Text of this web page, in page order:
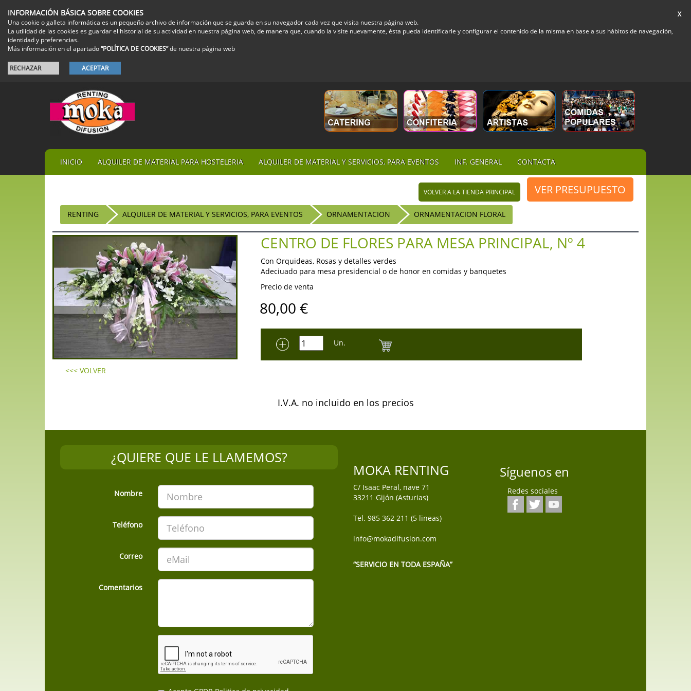
X
INFORMACIÓN BÁSICA SOBRE COOKIES
Una cookie o galleta informática es un pequeño archivo de información que se guarda en su navegador cada vez que visita nuestra página web.
La utilidad de las cookies es guardar el historial de su actividad en nuestra página web, de manera que, cuando la visite nuevamente, ésta pueda identificarle y configurar el contenido de la misma en base a sus hábitos de navegación,
identidad y preferencias.
Más información en el apartado“POLÍTICA DE COOKIES”de nuestra página web
RECHAZAR ACEPTAR
INICIO ALQUILER DE MATERIAL PARA HOSTELERIA ALQUILER DE MATERIAL Y SERVICIOS, PARA EVENTOS INF. GENERAL CONTACTA
VER PRESUPUESTO
VOLVER A LA TIENDA PRINCIPAL
RENTING ALQUILER DE MATERIAL Y SERVICIOS, PARA EVENTOS ORNAMENTACION ORNAMENTACION FLORAL
CENTRO DE FLORES PARA MESA PRINCIPAL, Nº 4
Con Orquideas, Rosas y detalles verdes
Adeciuado para mesa presidencial o de honor en comidas y banquetes
Precio de venta
80,00 €
Un.
<<< VOLVER
I.V.A. no incluido en los precios
¿QUIERE QUE LE LLAMEMOS?
Nombre
Teléfono
Correo
Comentarios
MOKA RENTING
C/ Isaac Peral, nave 71
33211 Gijón (Asturias)
Tel. 985 362 211 (5 lineas)
info@mokadifusion.com
“SERVICIO EN TODA ESPAÑA”
Síguenos en
Redes sociales